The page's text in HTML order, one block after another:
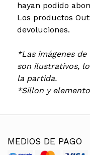
hayan podido
Los productos
devoluciones.
*Las imágenes
son ilustrativos,
la partida.
*Sillon y
MEDIOS DE PAGO